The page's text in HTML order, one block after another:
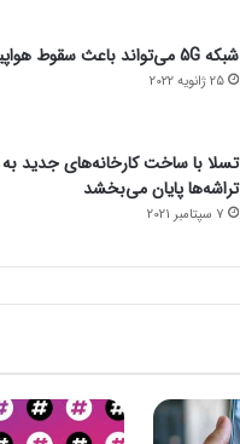
شبکه 5G می‌تواند باعث سقوط هواپیما شود
25 ژانویه 2022
تسلا با ساخت کارخانه‌های جدید
تراشه‌ها پایان می‌بخشد
7 سپتامبر 2021